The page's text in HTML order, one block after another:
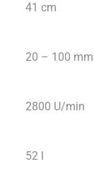
41 cm
20 – 100 mm
2800 U/min
52 l